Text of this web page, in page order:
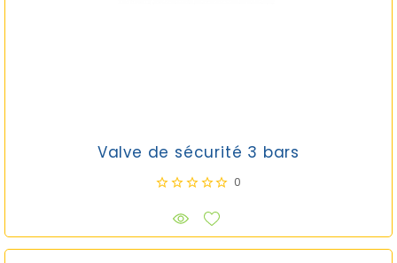
Valve de sécurité 3 bars
0